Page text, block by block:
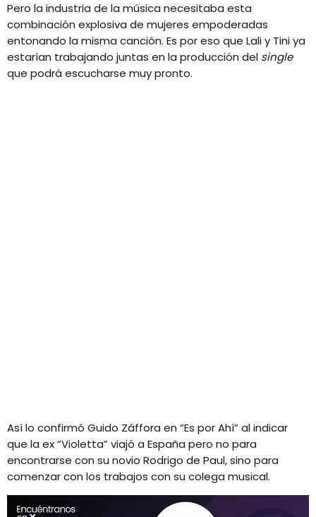
Pero la industria de la música necesitaba esta
combinación explosiva de mujeres empoderadas
entonando la misma canción. Es por eso que Lali y Tini ya
estarían trabajando juntas en la producción del single
que podrá escucharse muy pronto.
Así lo confirmó Guido Záffora en “Es por Ahí” al indicar
que la ex “Violetta” viajó a España pero no para
encontrarse con su novio Rodrigo de Paul, sino para
comenzar con los trabajos con su colega musical.